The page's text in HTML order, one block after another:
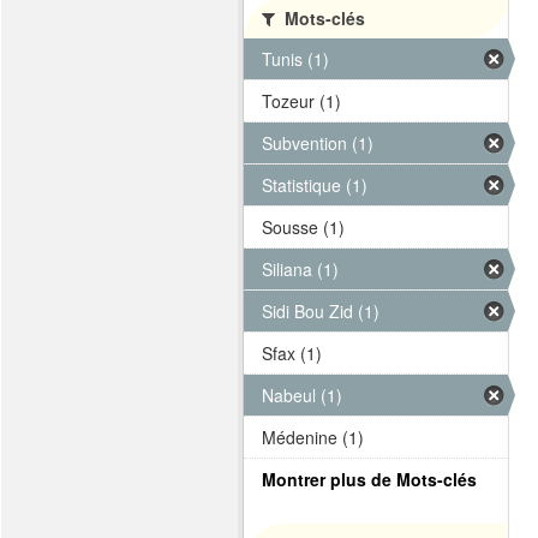
Mots-clés
Tunis (1)
Tozeur (1)
Subvention (1)
Statistique (1)
Sousse (1)
Siliana (1)
Sidi Bou Zid (1)
Sfax (1)
Nabeul (1)
Médenine (1)
Montrer plus de Mots-clés